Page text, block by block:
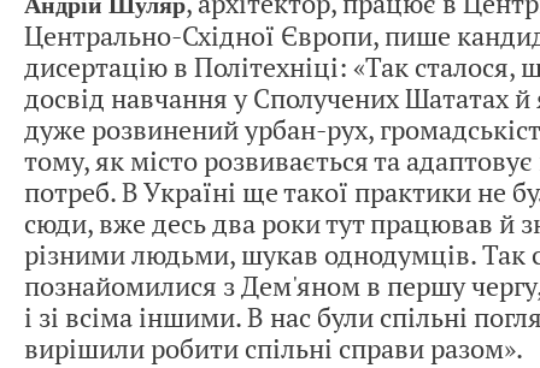
Центрально-Східної Європи, пише
дисертацію в Політехніці: «Так сталося,
досвід навчання у Сполучених Шататах
дуже розвинений урбан-рух,
тому, як місто розвивається та адаптовує
потреб. В Україні ще такої практики не
сюди, вже десь два роки тут працював й
різними людьми, шукав однодумців. Так
познайомилися з Дем'яном в першу
і зі всіма іншими. В нас були спільні
вирішили робити спільні справи разом».